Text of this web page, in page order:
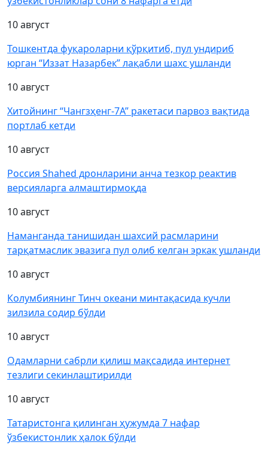
10 август
Тошкентда фуқароларни қўрқитиб, пул ундириб
юрган “Иззат Назарбек” лақабли шахс ушланди
10 август
Хитойнинг “Чангзҳенг-7А” ракетаси парвоз вақтида
портлаб кетди
10 август
Россия Shahed дронларини анча тезкор реактив
версияларга алмаштирмоқда
10 август
Наманганда танишидан шахсий расмларини
тарқатмаслик эвазига пул олиб келган эркак ушланди
10 август
Колумбиянинг Тинч океани минтақасида кучли
зилзила содир бўлди
10 август
Одамларни сабрли қилиш мақсадида интернет
тезлиги секинлаштирилди
10 август
Татаристонга қилинган ҳужумда 7 нафар
ўзбекистонлик ҳалок бўлди